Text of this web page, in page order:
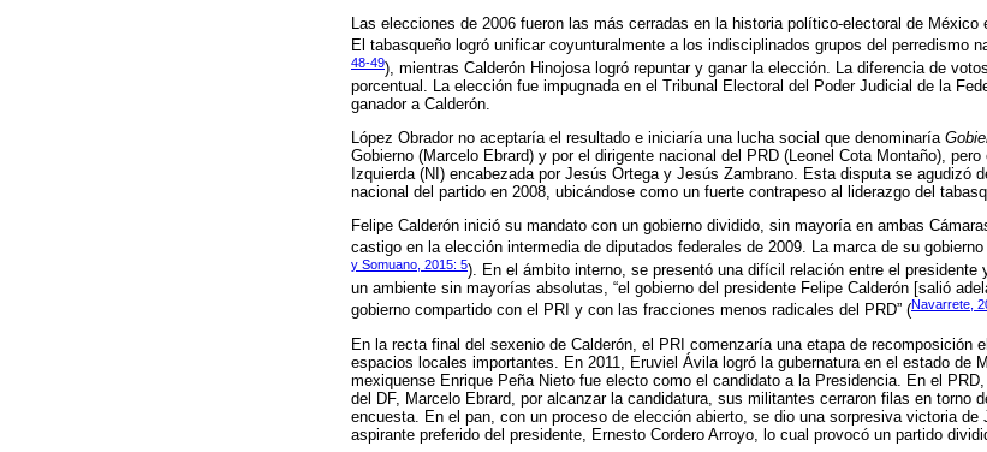
Las elecciones de 2006 fueron las más cerradas en la historia político-electoral de México
El tabasqueño logró unificar coyunturalmente a los indisciplinados grupos del perredismo
48-49), mientras Calderón Hinojosa logró repuntar y ganar la elección. La diferencia de
porcentual. La elección fue impugnada en el Tribunal Electoral del Poder Judicial de la
ganador a Calderón.
López Obrador no aceptaría el resultado e iniciaría una lucha social que denominaría
Gobierno (Marcelo Ebrard) y por el dirigente nacional del PRD (Leonel Cota Montaño),
Izquierda (NI) encabezada por Jesús Ortega y Jesús Zambrano. Esta disputa se agudizó
nacional del partido en 2008, ubicándose como un fuerte contrapeso al liderazgo del
Felipe Calderón inició su mandato con un gobierno dividido, sin mayoría en ambas
castigo en la elección intermedia de diputados federales de 2009. La marca de su
y Somuano, 2015: 5). En el ámbito interno, se presentó una difícil relación entre el presidente
un ambiente sin mayorías absolutas, “el gobierno del presidente Felipe Calderón [salió
gobierno compartido con el PRI y con las fracciones menos radicales del PRD” (Navarrete,
En la recta final del sexenio de Calderón, el PRI comenzaría una etapa de recomposición
espacios locales importantes. En 2011, Eruviel Ávila logró la gubernatura en el estado de
mexiquense Enrique Peña Nieto fue electo como el candidato a la Presidencia. En el
del DF, Marcelo Ebrard, por alcanzar la candidatura, sus militantes cerraron filas en torno
encuesta. En el pan, con un proceso de elección abierto, se dio una sorpresiva victoria
aspirante preferido del presidente, Ernesto Cordero Arroyo, lo cual provocó un partido